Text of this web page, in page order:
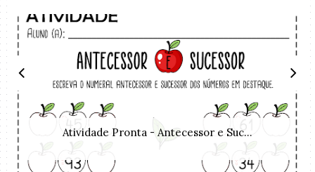
Atividade Pronta - Antecessor e Suc...